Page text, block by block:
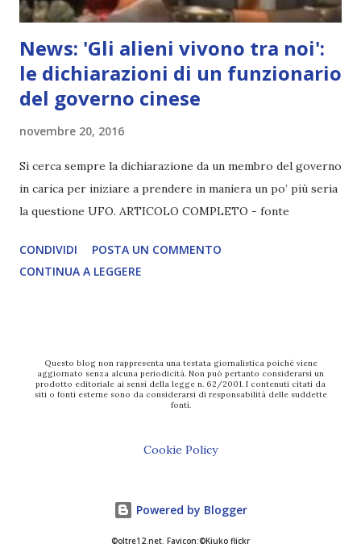
News: 'Gli alieni vivono tra noi':
le dichiarazioni di un funzionario
del governo cinese
novembre 20, 2016
Si cerca sempre la dichiarazione da un membro del governo
in carica per iniziare a prendere in maniera un po’ più seria
la questione UFO. ARTICOLO COMPLETO - fonte
CONDIVIDI
POSTA UN COMMENTO
CONTINUA A LEGGERE
Questo blog non rappresenta una testata giornalistica poiché viene
aggiornato senza alcuna periodicità. Non può pertanto considerarsi un
prodotto editoriale ai sensi della legge n. 62/2001. I contenuti citati da
siti o fonti esterne sono da considerarsi di responsabilità delle suddette
fonti.
Cookie Policy
Powered by Blogger
©oltre12.net. Favicon:©Kiuko flickr